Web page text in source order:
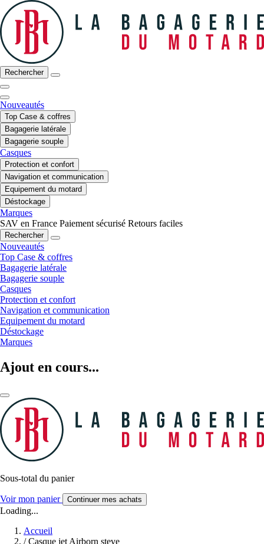
Rechercher
Nouveautés
Top Case & coffres
Bagagerie latérale
Bagagerie souple
Casques
Protection et confort
Navigation et communication
Equipement du motard
Déstockage
Marques
SAV en France Paiement sécurisé Retours faciles
Rechercher
Nouveautés
Top Case & coffres
Bagagerie latérale
Bagagerie souple
Casques
Protection et confort
Navigation et communication
Equipement du motard
Déstockage
Marques
Ajout en cours...
Sous-total du panier
Voir mon panier Continuer mes achats
Loading...
Accueil
/ Casque jet Airborn steve